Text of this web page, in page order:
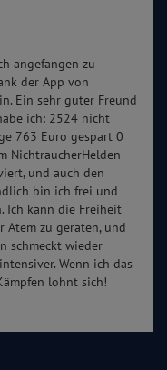
angefangen zu
der App von
Ein sehr guter Freund
ich: 2524 nicht
763 Euro gespart 0
NichtraucherHelden
und auch den
bin ich frei und
Ich kann die Freiheit
Atem zu geraten, und
schmeckt wieder
Wenn ich das
lohnt sich!